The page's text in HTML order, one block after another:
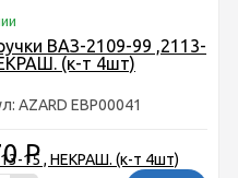
ВАЗ-2109-99 ,2113-
(к-т 4шт)
AZARD ЕВР00041
Р